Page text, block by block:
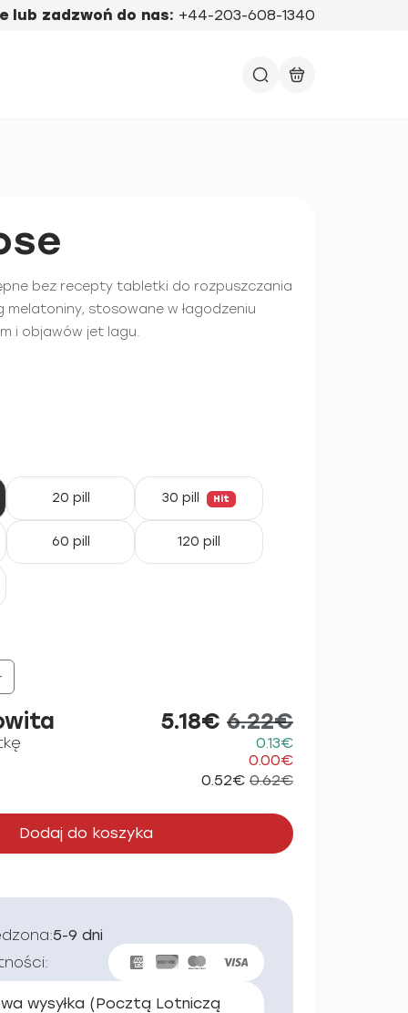
lub zadzwoń do nas: +44-203-608-1340
bez recepty tabletki do rozpuszczania
melatoniny, stosowane w łagodzeniu
i objawów jet lagu.
20 pill 30 pill Hit
60 pill 120 pill
5.18€ 6.22€
0.13€
0.00€
0.52€ 0.62€
Dodaj do koszyka
5-9 dni
wysyłka (Pocztą Lotniczą